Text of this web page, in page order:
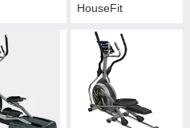
HouseFit